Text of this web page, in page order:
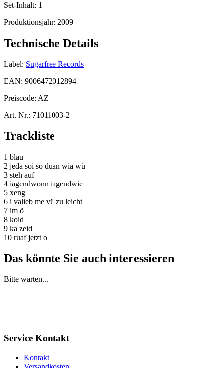
Set-Inhalt: 1
Produktionsjahr: 2009
Technische Details
Label: Sugarfree Records
EAN: 9006472012894
Preiscode: AZ
Art. Nr.: 71011003-2
Trackliste
1 blau
2 jeda soi so duan wia wü
3 steh auf
4 iagendwonn iagendwie
5 xeng
6 i valieb me vü zu leicht
7 im ö
8 koid
9 ka zeid
10 ruaf jetzt o
Das könnte Sie auch interessieren
Bitte warten...
Service Kontakt
Kontakt
Versandkosten